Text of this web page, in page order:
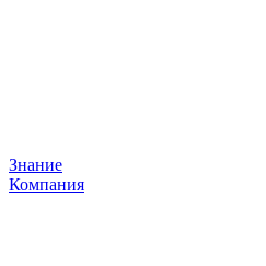
Знание
Компания